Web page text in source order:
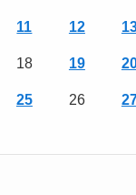
11 12
18 19
25 26